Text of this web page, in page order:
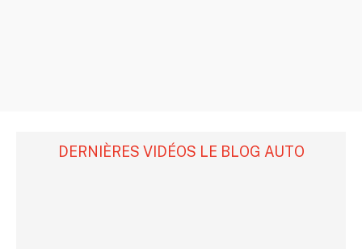
DERNIÈRES VIDÉOS LE BLOG AUTO